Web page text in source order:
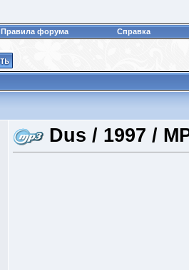
Правила форума Справка
Dus / 1997 /